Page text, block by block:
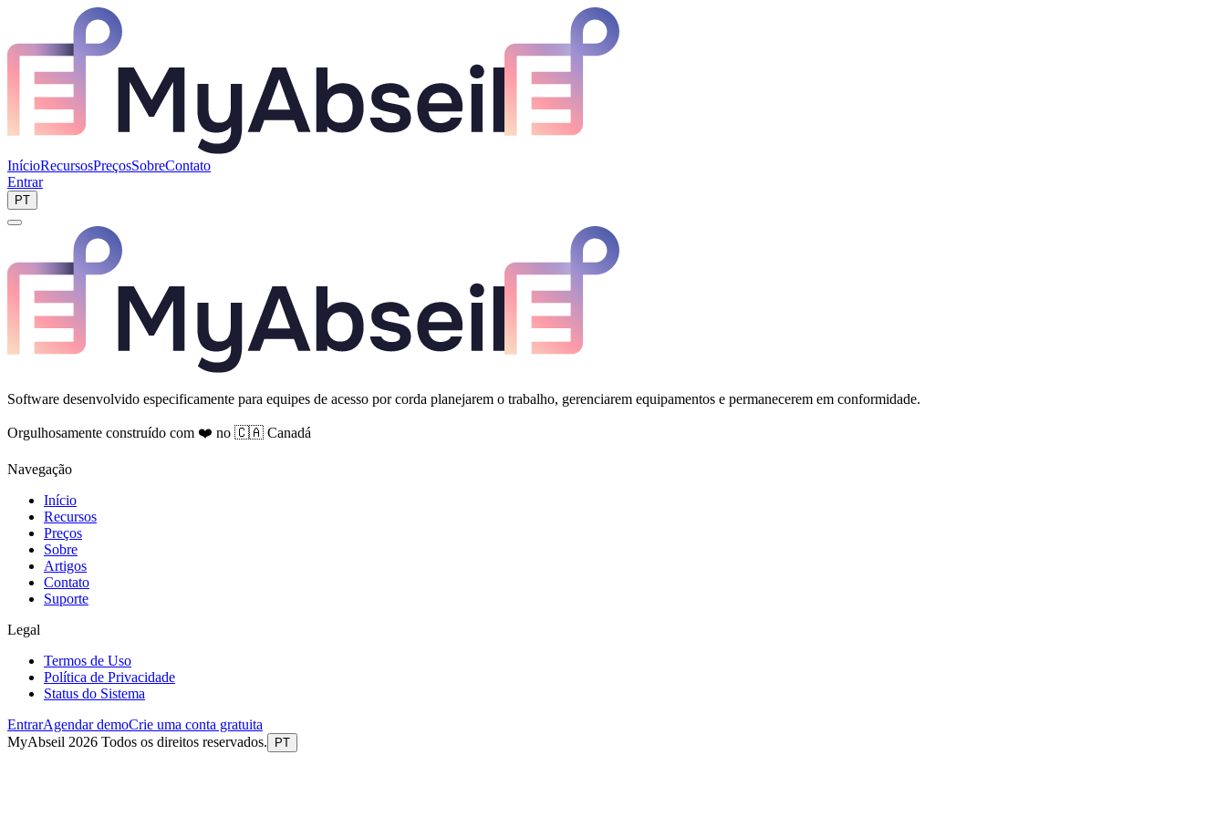
InícioRecursosPreçosSobreContato
EntrarAgendar demo
PT
Software desenvolvido especificamente para equipes de acesso por corda planejarem o trabalho, gerenciarem equipamentos e permanecerem em conformidade.
Orgulhosamente construído com ❤️ no 🇨🇦 Canadá
Navegação
Início
Recursos
Preços
Sobre
Artigos
Contato
Suporte
Legal
Termos de Uso
Política de Privacidade
Status do Sistema
EntrarAgendar demoCrie uma conta gratuita
MyAbseil 2026 Todos os direitos reservados.
PT